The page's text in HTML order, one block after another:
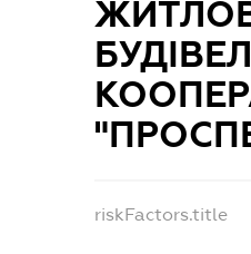
riskFactors.title